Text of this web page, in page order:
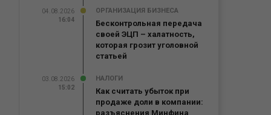
04.08.2026
16:04
ОРГАНИЗАЦИЯ БИЗНЕСА
Бесконтрольная передача
своей ЭЦП – халатность,
которая грозит уголовной
статьей
03.08.2026
15:02
НАЛОГИ
Как считать убыток при
продаже доли в компании:
разъяснения Минфина